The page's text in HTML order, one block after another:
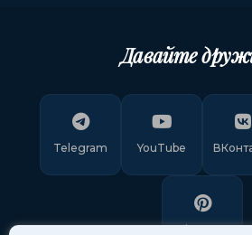
Давайте
Telegram YouTube
Pinterest